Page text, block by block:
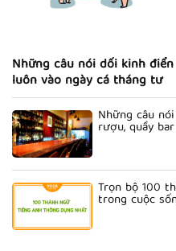
Những câu nói dối kinh
luôn vào ngày cá tháng tư
Những câu
rượu, quầy
Trọn bộ 100
trong cuộc